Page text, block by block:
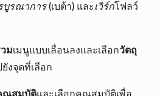
บูรณาการ(เบต้า) และเวิร์กโฟลว์
มเมนูแบบเลื่อนลงและเลือกวัตถุ
งจุดที่เลือก